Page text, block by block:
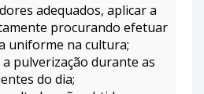
adequados, aplicar a
procurando efetuar
uniforme na cultura;
pulverização durante as
do dia;